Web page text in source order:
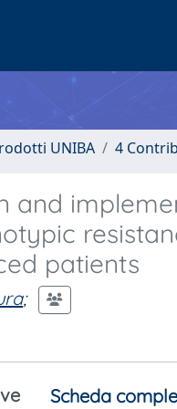
UNIBA 4
and
patients
;
Scheda